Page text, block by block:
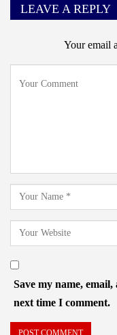
LEAVE A REPLY
Your email
Save my name,
next time I comment.